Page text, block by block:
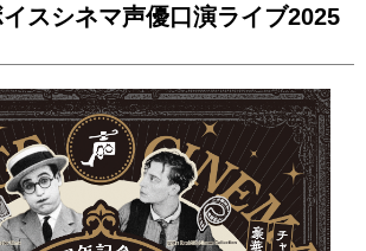
スシネマ声優口演ライブ2025